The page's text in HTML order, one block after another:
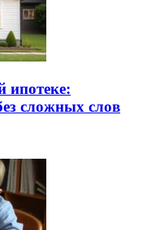
ипотеке:
сложных слов